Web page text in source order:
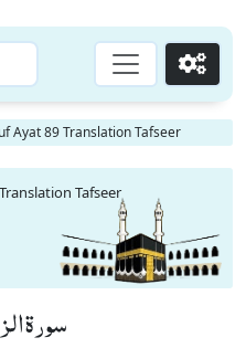
Go
Ayat 89 Translation Tafseer
Tafseer
سورة